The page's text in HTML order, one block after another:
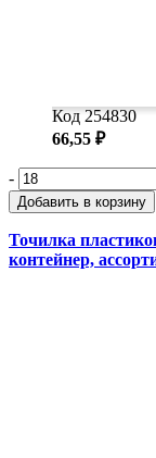
Код 254830
66,55 ₽
-
Добавить в корзину
Точилка
контейнер,